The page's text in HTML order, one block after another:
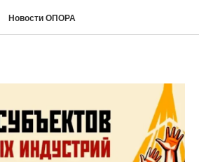
Новости ОПОРА